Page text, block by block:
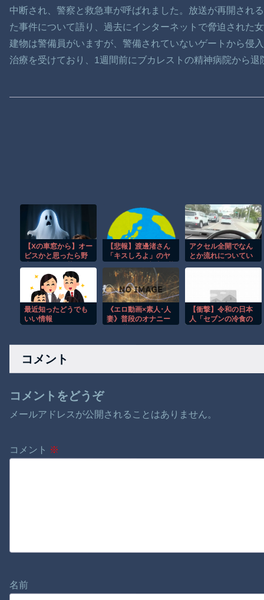
中断され、警察と救急車が呼ばれました。放送が再開され
た事件について語り、過去にインターネットで脅迫された
建物は警備員がいますが、警備されていないゲートから侵
治療を受けており、1週間前にブカレストの精神病院から退
【Xの車窓から】オー
ビスかと思ったら野
【悲報】渡邊渚さん
「キスしろよ」のヤ
態に逆戻り
アクセル全開でなん
とか流れについてい
最近知ったどうでも
いい情報
《エロ動画×素人･人
妻》普段のオナニー
がロケ車からホテル
顔射
【衝撃】令和の日本
人「セブンの冷食の
テーキの次くらいに
コメント
コメントをどうぞ
メールアドレスが公開されることはありません。
コメント ※
名前